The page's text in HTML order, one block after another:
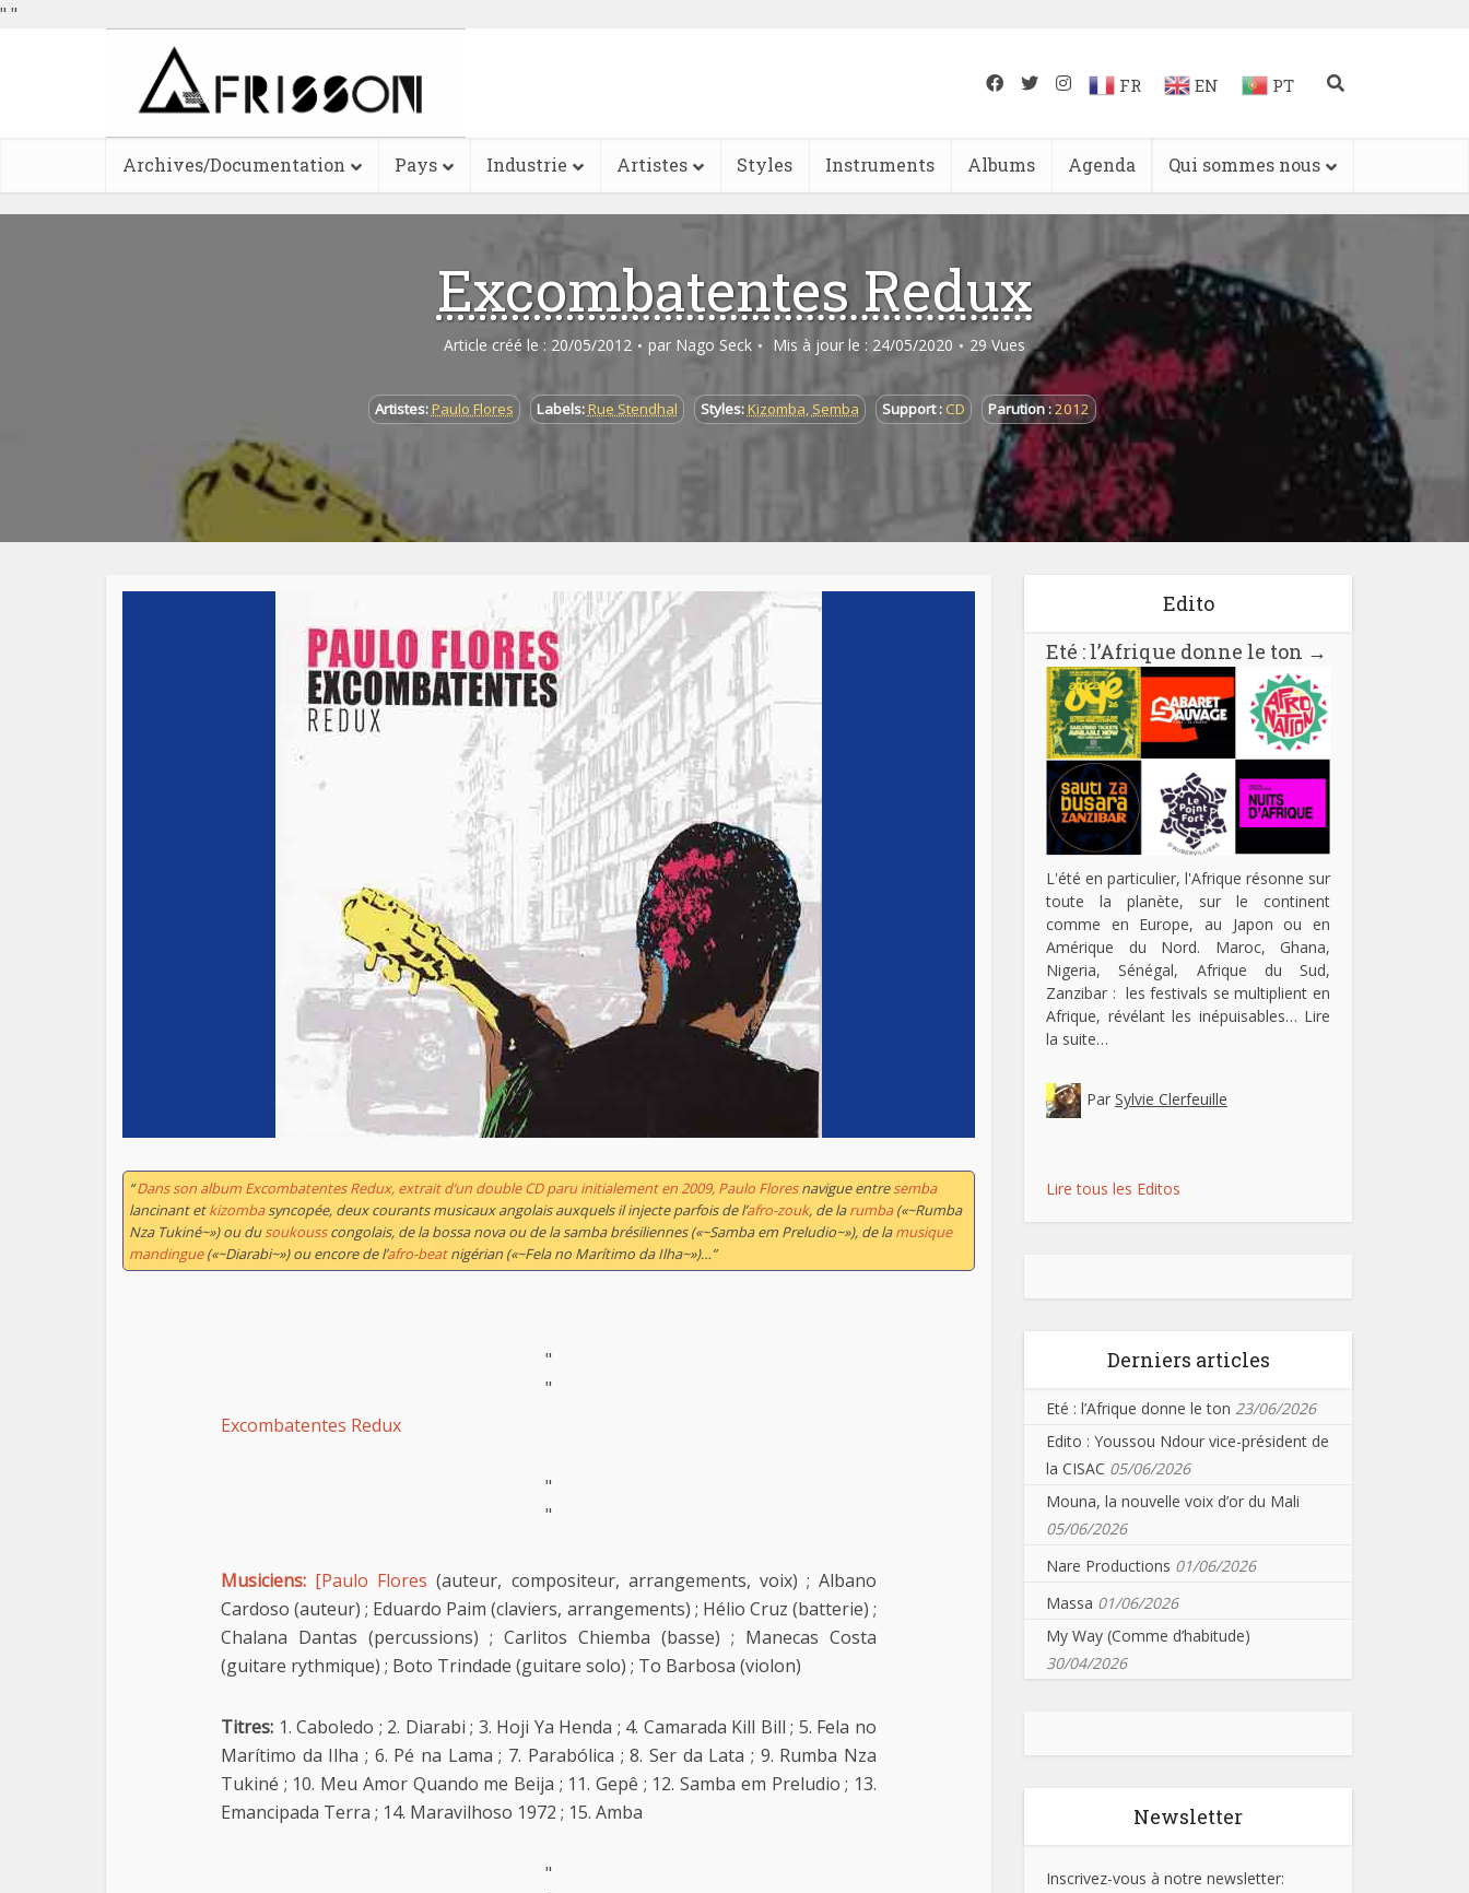
" "
FR EN PT
Archives/Documentation Pays Industrie Artistes Styles Instruments Albums Agenda Qui sommes nous
Excombatentes Redux
Article créé le : 20/05/2012 par Nago Seck Mis à jour le : 24/05/2020 29 Vues
Artistes: Paulo Flores Labels: Rue Stendhal Styles:Kizomba, Semba Support : CD Parution :2012
“Dans son album Excombatentes Redux, extrait d’un double CD paru initialement en 2009, Paulo Floresnavigue entresemba
lancinant etkizombasyncopée, deux courants musicaux angolais auxquels il injecte parfois de l’afro-zouk, de larumba(«~Rumba
Nza Tukiné~») ou dusoukousscongolais, de la bossa nova ou de la samba brésiliennes («~Samba em Preludio~»), de lamusique
mandingue(«~Diarabi~») ou encore de l’afro-beatnigérian («~Fela no Marítimo da Ilha~»)…”
"
"
Excombatentes Redux
"
"
Musiciens: [Paulo Flores (auteur, compositeur, arrangements, voix) ; Albano
Cardoso (auteur) ; Eduardo Paim (claviers, arrangements) ; Hélio Cruz (batterie) ;
Chalana Dantas (percussions) ; Carlitos Chiemba (basse) ; Manecas Costa
(guitare rythmique) ; Boto Trindade (guitare solo) ; To Barbosa (violon)
Titres: 1. Caboledo ; 2. Diarabi ; 3. Hoji Ya Henda ; 4. Camarada Kill Bill ; 5. Fela no
Marítimo da Ilha ; 6. Pé na Lama ; 7. Parabólica ; 8. Ser da Lata ; 9. Rumba Nza
Tukiné ; 10. Meu Amor Quando me Beija ; 11. Gepê ; 12. Samba em Preludio ; 13.
Emancipada Terra ; 14. Maravilhoso 1972 ; 15. Amba
"
Edito
Eté : l’Afrique donne le ton →
L'été en particulier, l'Afrique résonne sur
toute la planète, sur le continent
comme en Europe, au Japon ou en
Amérique du Nord. Maroc, Ghana,
Nigeria, Sénégal, Afrique du Sud,
Zanzibar : les festivals se multiplient en
Afrique, révélant les inépuisables… Lire
la suite…
Par Sylvie Clerfeuille
Lire tous les Editos
Derniers articles
Eté : l’Afrique donne le ton 23/06/2026
Edito : Youssou Ndour vice-président de
la CISAC 05/06/2026
Mouna, la nouvelle voix d’or du Mali
05/06/2026
Nare Productions 01/06/2026
Massa 01/06/2026
My Way (Comme d’habitude)
30/04/2026
Newsletter
Inscrivez-vous à notre newsletter: